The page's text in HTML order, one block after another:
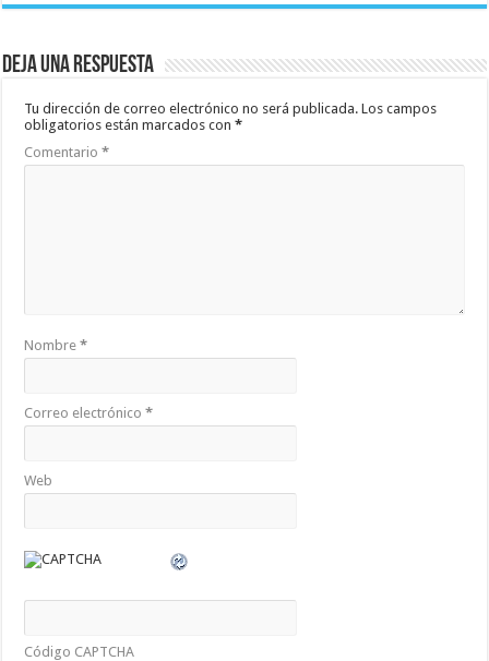
Deja una respuesta
Tu dirección de correo electrónico no será publicada. Los campos
obligatorios están marcados con*
Comentario*
Nombre*
Correo electrónico*
Web
Código CAPTCHA